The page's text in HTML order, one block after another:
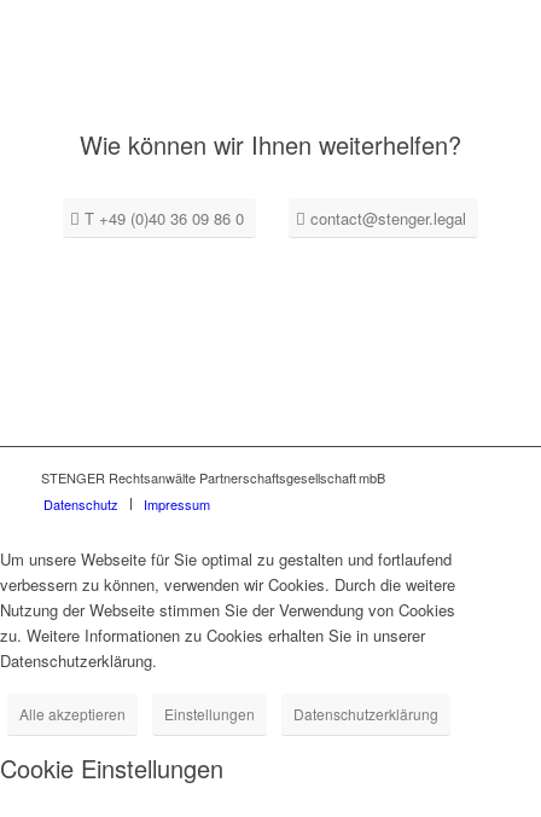
Wie können wir Ihnen weiterhelfen?
T +49 (0)40 36 09 86 0 contact@stenger.legal
STENGER Rechtsanwälte Partnerschaftsgesellschaft mbB
Datenschutz
Impressum
Um unsere Webseite für Sie optimal zu gestalten und fortlaufend
verbessern zu können, verwenden wir Cookies. Durch die weitere
Nutzung der Webseite stimmen Sie der Verwendung von Cookies
zu. Weitere Informationen zu Cookies erhalten Sie in unserer
Datenschutzerklärung.
Alle akzeptieren Einstellungen Datenschutzerklärung
Cookie Einstellungen